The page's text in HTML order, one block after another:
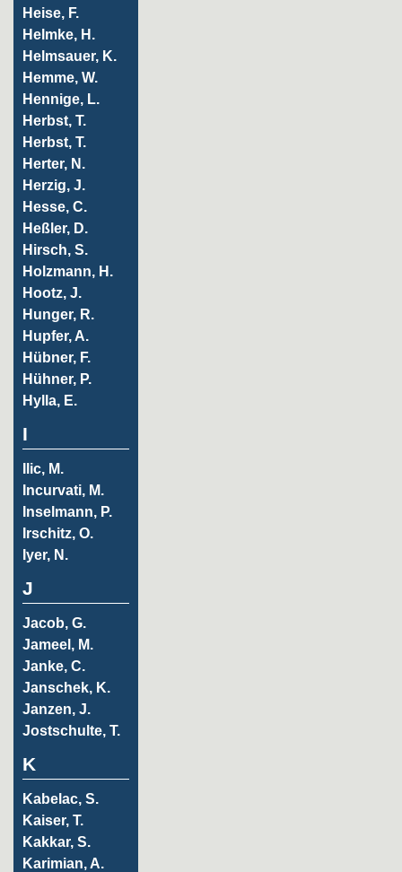
Heise, F.
Helmke, H.
Helmsauer, K.
Hemme, W.
Hennige, L.
Herbst, T.
Herbst, T.
Herter, N.
Herzig, J.
Hesse, C.
Heßler, D.
Hirsch, S.
Holzmann, H.
Hootz, J.
Hunger, R.
Hupfer, A.
Hübner, F.
Hühner, P.
Hylla, E.
I
Ilic, M.
Incurvati, M.
Inselmann, P.
Irschitz, O.
Iyer, N.
J
Jacob, G.
Jameel, M.
Janke, C.
Janschek, K.
Janzen, J.
Jostschulte, T.
K
Kabelac, S.
Kaiser, T.
Kakkar, S.
Karimian, A.